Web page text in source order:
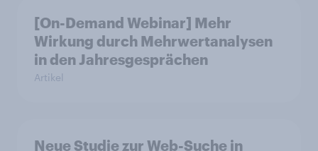
[On-Demand Webinar] Mehr
Wirkung durch Mehrwertanalysen
in den Jahresgesprächen
Artikel
Neue Studie zur Web-Suche in